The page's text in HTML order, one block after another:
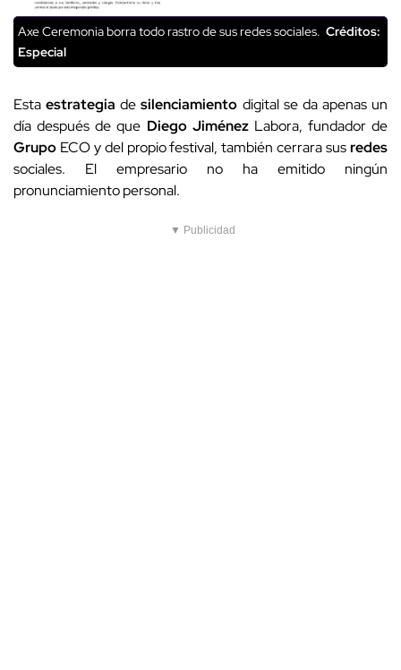
Axe Ceremonia borra todo rastro de sus redes sociales. Créditos:
Especial
Estaestrategia desilenciamiento digital se da apenas un
día después de que Diego JiménezLabora, fundador de
Grupo ECO y del propio festival, también cerrara susredes
sociales. El empresario no ha emitido ningún
pronunciamiento personal.
▼ Publicidad